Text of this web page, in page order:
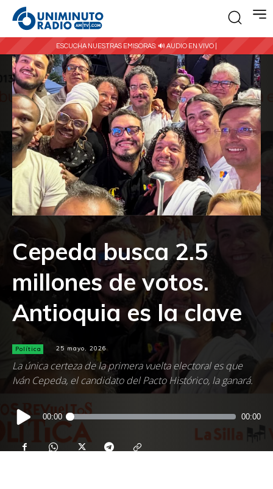
ESCUCHA NUESTRAS EMISORAS: 🔊 AUDIO EN VIVO |
Cepeda busca 2.5
millones de votos.
Antioquia es la clave
Política 25 mayo, 2026
La única certeza de la primera vuelta electoral es que
Iván Cepeda, el candidato del Pacto Histórico, la ganará.
Reproductor
de
00:00 00:00